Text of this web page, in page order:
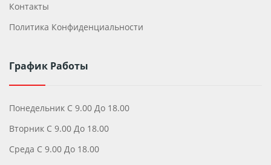
Контакты
Политика Конфиденциальности
График Работы
Понедельник С 9.00 До 18.00
Вторник С 9.00 До 18.00
Среда С 9.00 До 18.00